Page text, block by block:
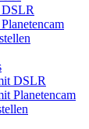
DSLR
DSLR
Planetencam